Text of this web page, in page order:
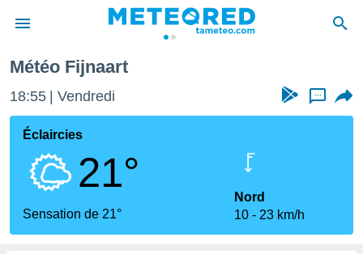
de
Météo Fijnaart
18:55 Vendredi ...
Éclaircies
21°
Sensation de 21°
Nord
10
23 km/h